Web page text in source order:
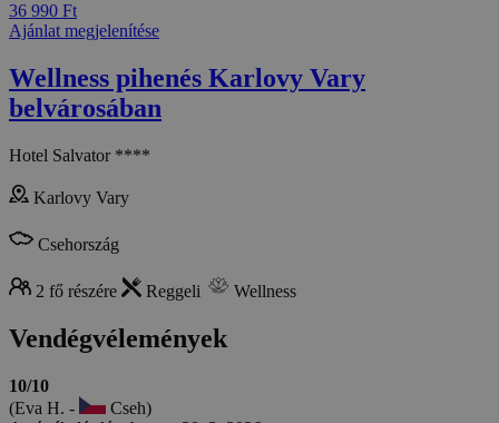
36 990 Ft
Ajánlat megjelenítése
Wellness pihenés Karlovy Vary
belvárosában
Hotel Salvator ****
Karlovy Vary
Csehország
2 fő részére Reggeli Wellness
Vendégvélemények
10/10
(Eva H. -
Cseh)